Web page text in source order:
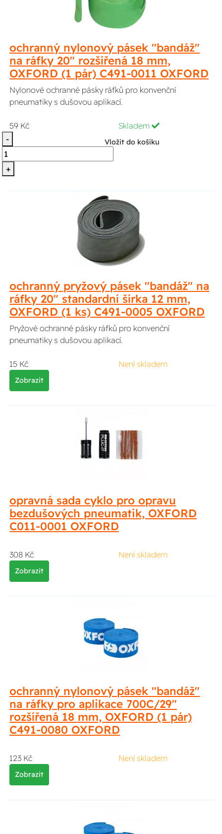
ochranný nylonový pásek "bandáž"
na ráfky 20" rozšířená 18 mm,
OXFORD (1 pár) C491-0011 OXFORD
Nylonové ochranné pásky ráfků pro konvenční
pneumatiky s dušovou aplikací.
59 Kč
Skladem
-
+
Vložit do košíku
ochranný pryžový pásek "bandáž" na
ráfky 20" standardní šírka 12 mm,
OXFORD (1 ks) C491-0005 OXFORD
Pryžové ochranné pásky ráfků pro konvenční
pneumatiky s dušovou aplikací.
15 Kč Není skladem
Zobrazit
opravná sada cyklo pro opravu
bezdušových pneumatik, OXFORD
C011-0001 OXFORD
308 Kč Není skladem
Zobrazit
ochranný nylonový pásek "bandáž"
na ráfky pro aplikace 700C/29"
rozšířená 18 mm, OXFORD (1 pár)
C491-0080 OXFORD
123 Kč Není skladem
Zobrazit